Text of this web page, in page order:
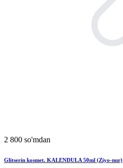
2 800 so'mdan
Glitserin kosmet. KALЕNDULA 50ml (Ziyo-nur)